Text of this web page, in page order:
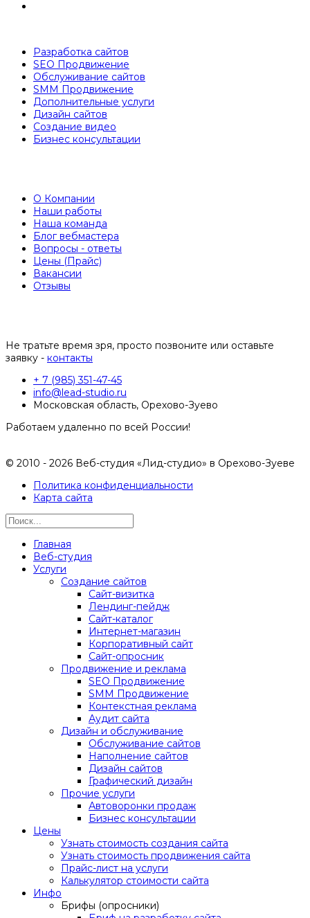
Разработка сайтов
SEO Продвижение
Обслуживание сайтов
SMM Продвижение
Дополнительные услуги
Дизайн сайтов
Создание видео
Бизнес консультации
О Компании
Наши работы
Наша команда
Блог вебмастера
Вопросы - ответы
Цены (Прайс)
Вакансии
Отзывы
Не тратьте время зря, просто позвоните или оставьте
заявку - контакты
+ 7 (985) 351-47-45
info@lead-studio.ru
Московская область, Орехово-Зуево
Работаем удаленно по всей России!
© 2010 - 2026 Веб-студия «Лид-студио» в Орехово-Зуеве
Политика конфиденциальности
Карта сайта
Главная
Веб-студия
Услуги
Создание сайтов
Сайт-визитка
Лендинг-пейдж
Сайт-каталог
Интернет-магазин
Корпоративный сайт
Сайт-опросник
Продвижение и реклама
SEO Продвижение
SMM Продвижение
Контекстная реклама
Аудит сайта
Дизайн и обслуживание
Обслуживание сайтов
Наполнение сайтов
Дизайн сайтов
Графический дизайн
Прочие услуги
Автоворонки продаж
Бизнес консультации
Цены
Узнать стоимость создания сайта
Узнать стоимость продвижения сайта
Прайс-лист на услуги
Калькулятор стоимости сайта
Инфо
Брифы (опросники)